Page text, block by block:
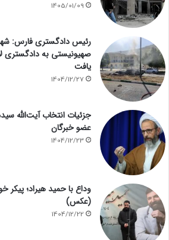
1405/01/09
رئیس دادگستری فارس:
یافت
1404/12/27
جزئیات انتخاب آیت‌الله
عضو خبرگان
1404/12/23
وداع با حمید هیراد؛ پیکر
(عکس)
1404/12/22